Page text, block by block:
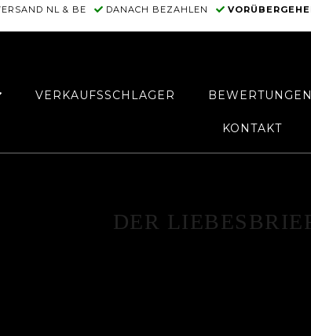
NL & BE DANACH BEZAHLEN
VERKAUFSSCHLAGER BEWERTUNGEN
KONTAKT
DER